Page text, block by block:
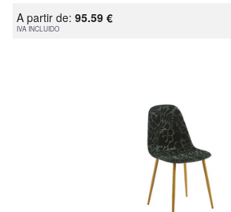
A partir de: 95.59 €
IVA INCLUIDO